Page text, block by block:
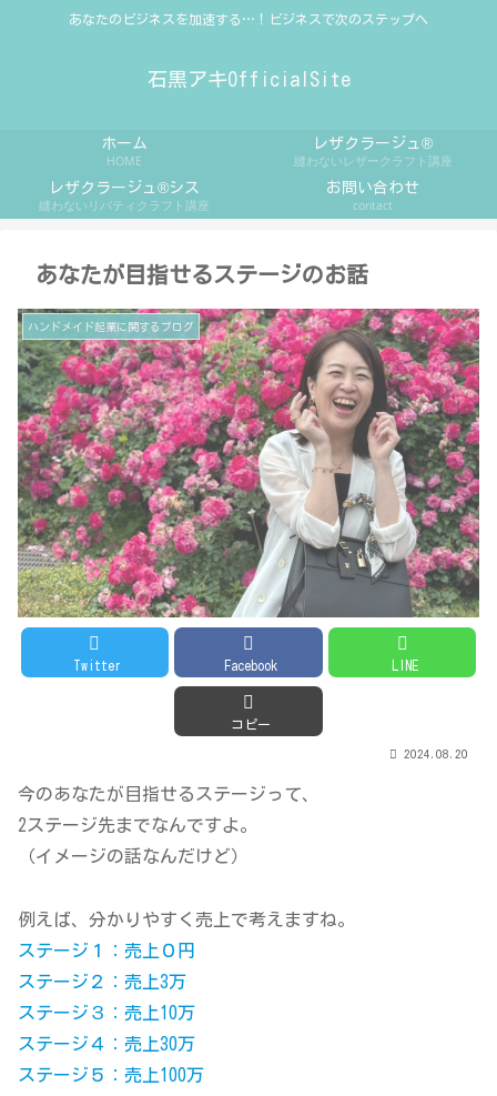
あなたのビジネスを加速する…！ビジネスで次のステップへ
石黒アキOfficialSite
ホーム
HOME
レザクラージュ®
縫わないレザークラフト講座
レザクラージュ®シス
縫わないリバティクラフト講座
お問い合わせ
contact
あなたが目指せるステージのお話
ハンドメイド起業に関するブログ
Twitter Facebook LINE
コピー
2024.08.20
今のあなたが目指せるステージって、
2ステージ先までなんですよ。
（イメージの話なんだけど）
例えば、分かりやすく売上で考えますね。
ステージ１：売上０円
ステージ２：売上3万
ステージ３：売上10万
ステージ４：売上30万
ステージ５：売上100万